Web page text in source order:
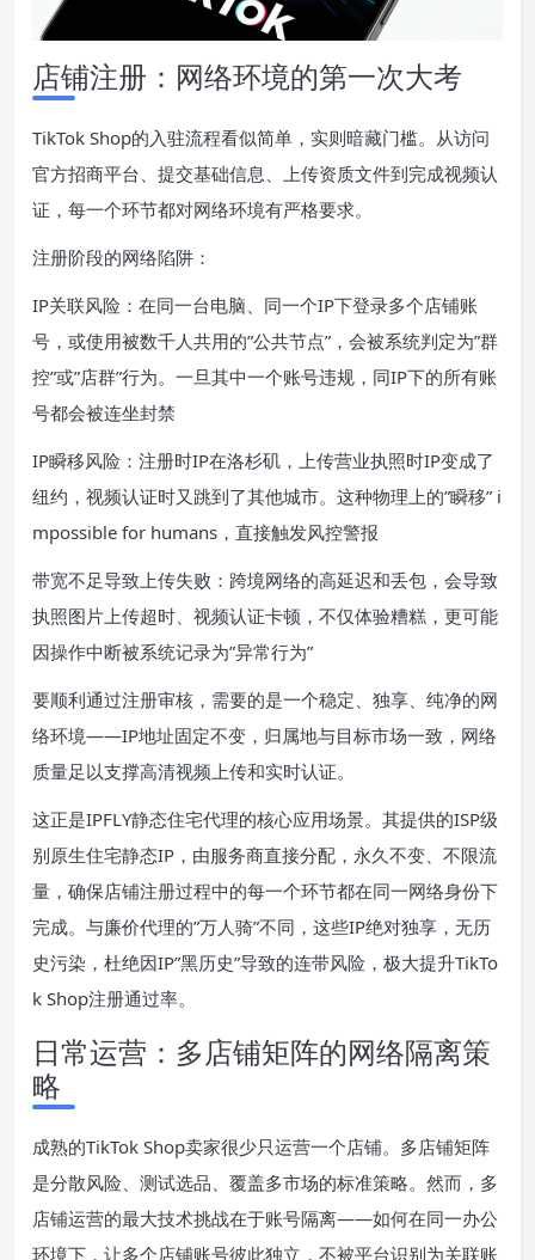
店铺注册：网络环境的第一次大考
TikTok Shop的入驻流程看似简单，实则暗藏门槛。从访问
官方招商平台、提交基础信息、上传资质文件到完成视频认
证，每一个环节都对网络环境有严格要求。
注册阶段的网络陷阱：
IP关联风险：在同一台电脑、同一个IP下登录多个店铺账
号，或使用被数千人共用的”公共节点”，会被系统判定为”群
控”或”店群”行为。一旦其中一个账号违规，同IP下的所有账
号都会被连坐封禁
IP瞬移风险：注册时IP在洛杉矶，上传营业执照时IP变成了
纽约，视频认证时又跳到了其他城市。这种物理上的”瞬移” i
mpossible for humans，直接触发风控警报
带宽不足导致上传失败：跨境网络的高延迟和丢包，会导致
执照图片上传超时、视频认证卡顿，不仅体验糟糕，更可能
因操作中断被系统记录为”异常行为”
要顺利通过注册审核，需要的是一个稳定、独享、纯净的网
络环境——IP地址固定不变，归属地与目标市场一致，网络
质量足以支撑高清视频上传和实时认证。
这正是IPFLY静态住宅代理的核心应用场景。其提供的ISP级
别原生住宅静态IP，由服务商直接分配，永久不变、不限流
量，确保店铺注册过程中的每一个环节都在同一网络身份下
完成。与廉价代理的”万人骑”不同，这些IP绝对独享，无历
史污染，杜绝因IP”黑历史”导致的连带风险，极大提升TikTo
k Shop注册通过率。
日常运营：多店铺矩阵的网络隔离策
略
成熟的TikTok Shop卖家很少只运营一个店铺。多店铺矩阵
是分散风险、测试选品、覆盖多市场的标准策略。然而，多
店铺运营的最大技术挑战在于账号隔离——如何在同一办公
环境下，让多个店铺账号彼此独立，不被平台识别为关联账